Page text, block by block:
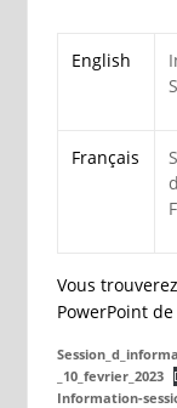
English
Français
Vous
PowerPoint
_10_fevrier_2023
Information-